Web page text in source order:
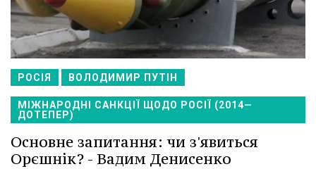
РОСІЯ ВОЛОДИМИР ПУТІН
МІЖНАРОДНІ САНКЦІЇ ЩОДО РОСІЇ (2014—
ДОТЕПЕР)
Основне запитання: чи з'явиться
Орєшнік? - Вадим Денисенко